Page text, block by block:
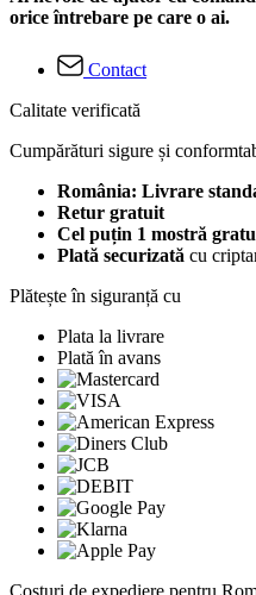
orice întrebare pe care o ai.
Contact
Calitate verificată
Cumpărături sigure și
România: Livrare
Retur gratuit
Cel puțin 1 mostră
Plată securizată cu
Plătește în siguranță cu
Plata la livrare
Plată în avans
Costuri de expediere pentru